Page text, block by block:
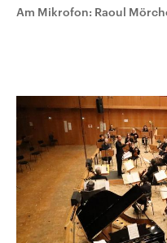
und Hintergründe zu den
und Kandidaten der
Sendungen
Am Mikrofon: Raoul